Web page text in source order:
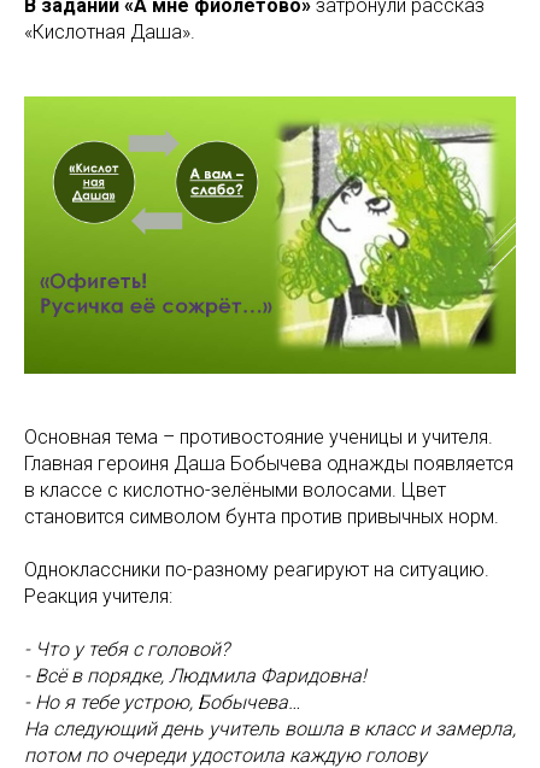
В задании «А мне фиолетово» затронули рассказ
«Кислотная Даша».
Основная тема – противостояние ученицы и учителя.
Главная героиня Даша Бобычева однажды появляется
в классе с кислотно-зелёными волосами. Цвет
становится символом бунта против привычных норм.
Одноклассники по-разному реагируют на ситуацию.
Реакция учителя:
- Что у тебя с головой?
- Всё в порядке, Людмила Фаридовна!
- Но я тебе устрою, Бобычева…
На следующий день учитель вошла в класс и замерла,
потом по очереди удостоила каждую голову